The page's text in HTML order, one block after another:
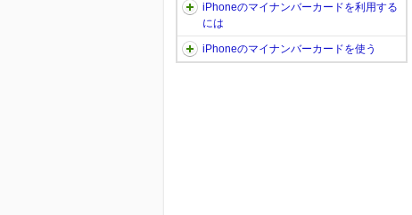
iPhoneのマイナンバーカードを利用する
には
iPhoneのマイナンバーカードを使う